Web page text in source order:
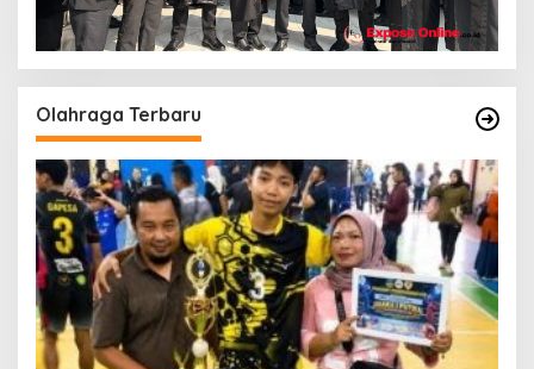
Olahraga Terbaru